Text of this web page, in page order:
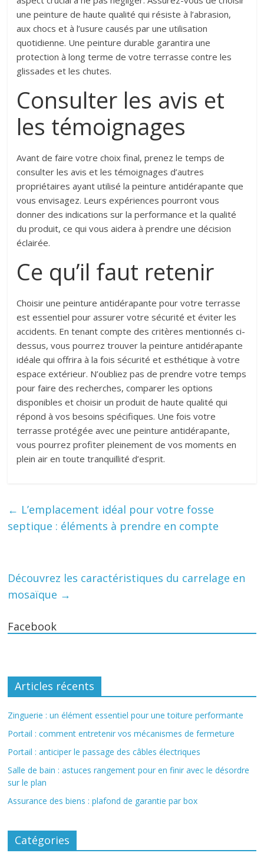
une peinture de haute qualité qui résiste à l’abrasion,
aux chocs et à l’usure causés par une utilisation
quotidienne. Une peinture durable garantira une
protection à long terme de votre terrasse contre les
glissades et les chutes.
Consulter les avis et
les témoignages
Avant de faire votre choix final, prenez le temps de
consulter les avis et les témoignages d’autres
propriétaires ayant utilisé la peinture antidérapante que
vous envisagez. Leurs expériences pourront vous
donner des indications sur la performance et la qualité
du produit, ce qui vous aidera à prendre une décision
éclairée.
Ce qu’il faut retenir
Choisir une peinture antidérapante pour votre terrasse
est essentiel pour assurer votre sécurité et éviter les
accidents. En tenant compte des critères mentionnés ci-
dessus, vous pourrez trouver la peinture antidérapante
idéale qui offrira à la fois sécurité et esthétique à votre
espace extérieur. N’oubliez pas de prendre votre temps
pour faire des recherches, comparer les options
disponibles et choisir un produit de haute qualité qui
répond à vos besoins spécifiques. Une fois votre
terrasse protégée avec une peinture antidérapante,
vous pourrez profiter pleinement de vos moments en
plein air en toute tranquillité d’esprit.
← L’emplacement idéal pour votre fosse
septique : éléments à prendre en compte
Découvrez les caractéristiques du carrelage en
mosaïque →
Facebook
Articles récents
Zinguerie : un élément essentiel pour une toiture performante
Portail : comment entretenir vos mécanismes de fermeture
Portail : anticiper le passage des câbles électriques
Salle de bain : astuces rangement pour en finir avec le désordre
sur le plan
Assurance des biens : plafond de garantie par box
Catégories